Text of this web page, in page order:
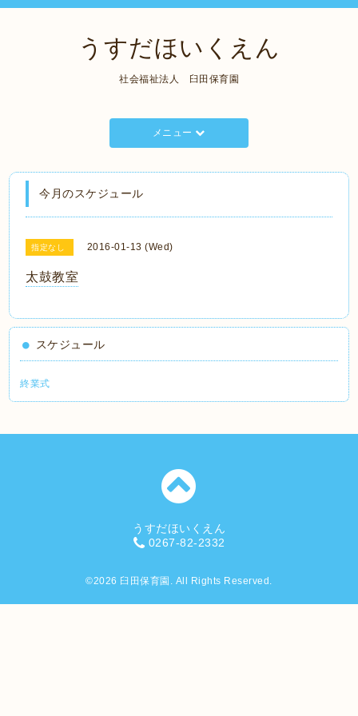
うすだほいくえん
社会福祉法人 臼田保育園
メニュー
今月のスケジュール
指定なし 2016-01-13 (Wed)
太鼓教室
スケジュール
終業式
うすだほいくえん
0267-82-2332
©2026 臼田保育園 . All Rights Reserved.